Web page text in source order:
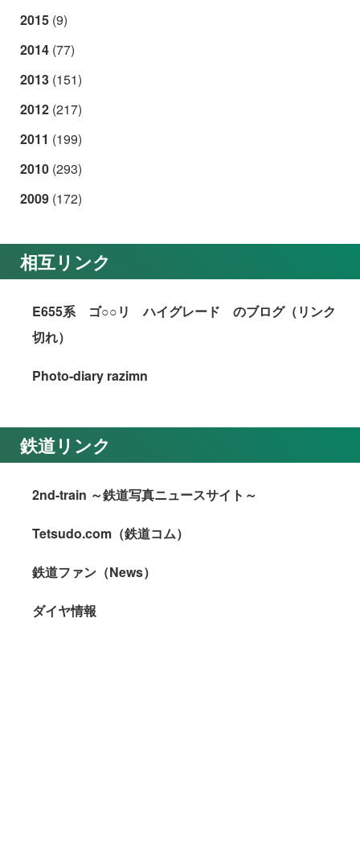
2015 (9)
2014 (77)
2013 (151)
2012 (217)
2011 (199)
2010 (293)
2009 (172)
相互リンク
E655系 ゴ○○リ ハイグレード のブログ（リンク
切れ）
Photo-diary razimn
鉄道リンク
2nd-train ～鉄道写真ニュースサイト～
Tetsudo.com（鉄道コム）
鉄道ファン（News）
ダイヤ情報